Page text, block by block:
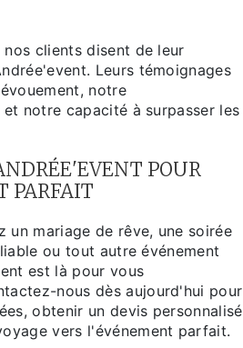
clients disent de leur
Leurs témoignages
notre
notre capacité à surpasser les
POUR
PARFAIT
un mariage de rêve, une soirée
ou tout autre événement
est là pour vous
nous dès aujourd'hui pour
obtenir un devis personnalisé
vers l'événement parfait.